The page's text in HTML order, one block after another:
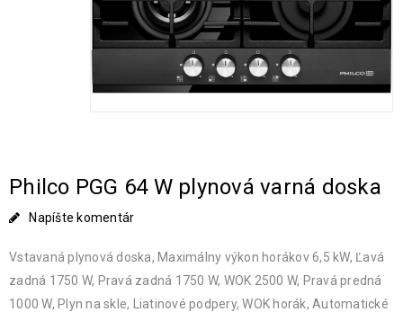
Philco PGG 64 W plynová varná doska
Napíšte komentár
Vstavaná plynová doska, Maximálny výkon horákov 6,5 kW, Ľavá
zadná 1750 W, Pravá zadná 1750 W, WOK 2500 W, Pravá predná
1000 W, Plyn na skle, Liatinové podpery, WOK horák, Automatické